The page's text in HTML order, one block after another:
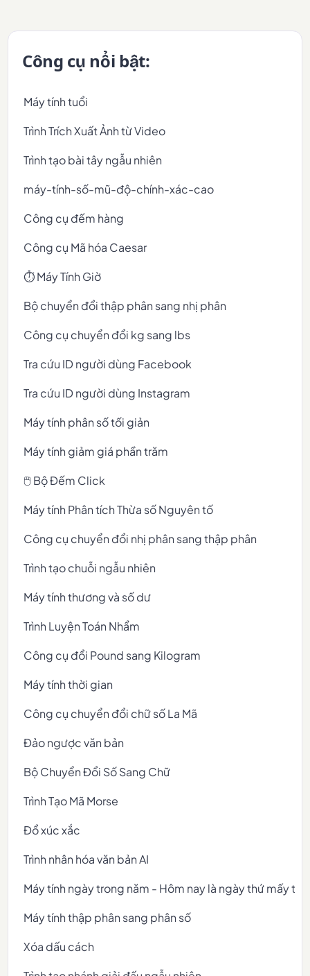
Công cụ nổi bật:
Máy tính tuổi
Trình Trích Xuất Ảnh từ Video
Trình tạo bài tây ngẫu nhiên
máy-tính-số-mũ-độ-chính-xác-cao
Công cụ đếm hàng
Công cụ Mã hóa Caesar
⏱️ Máy Tính Giờ
Bộ chuyển đổi thập phân sang nhị phân
Công cụ chuyển đổi kg sang lbs
Tra cứu ID người dùng Facebook
Tra cứu ID người dùng Instagram
Máy tính phân số tối giản
Máy tính giảm giá phần trăm
🖱️ Bộ Đếm Click
Máy tính Phân tích Thừa số Nguyên tố
Công cụ chuyển đổi nhị phân sang thập phân
Trình tạo chuỗi ngẫu nhiên
Máy tính thương và số dư
Trình Luyện Toán Nhẩm
Công cụ đổi Pound sang Kilogram
Máy tính thời gian
Công cụ chuyển đổi chữ số La Mã
Đảo ngược văn bản
Bộ Chuyển Đổi Số Sang Chữ
Trình Tạo Mã Morse
Đổ xúc xắc
Trình nhân hóa văn bản AI
Máy tính ngày trong năm - Hôm nay là ngày thứ mấy
Máy tính thập phân sang phân số
Xóa dấu cách